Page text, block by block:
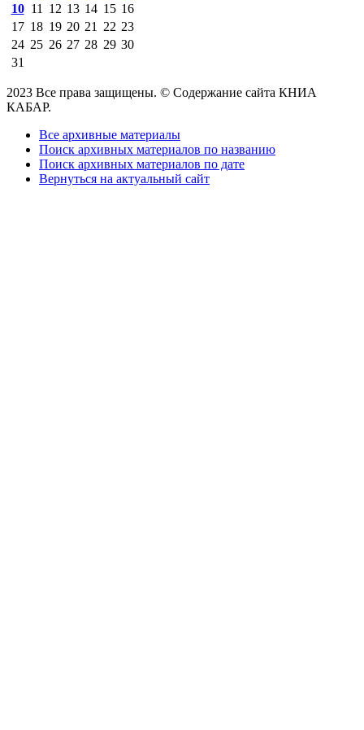
10 11 12 13 14 15 16
17 18 19 20 21 22 23
24 25 26 27 28 29 30
31
2023 Все права защищены. © Содержание сайта КНИА
КАБАР.
Все архивные материалы
Поиск архивных материалов по названию
Поиск архивных материалов по дате
Вернуться на актуальный сайт